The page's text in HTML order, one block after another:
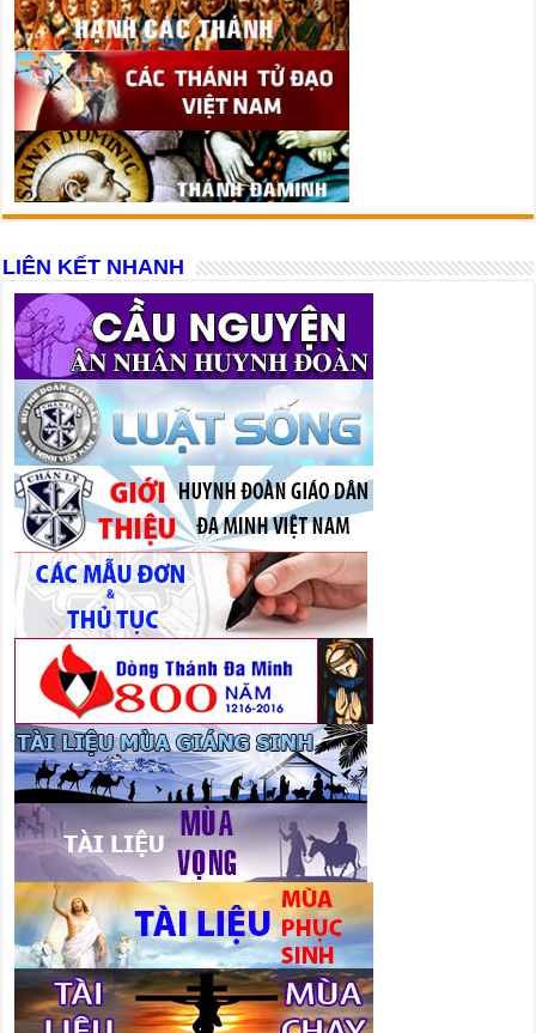
LIÊN KẾT NHANH